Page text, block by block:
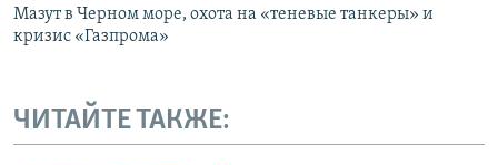
Мазут в Черном море, охота на «теневые танкеры» и
кризис «Газпрома»
ЧИТАЙТЕ ТАКЖЕ: